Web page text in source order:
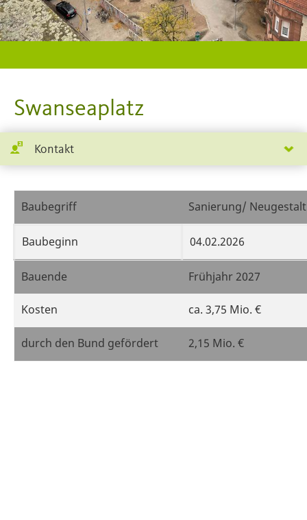
Swanseaplatz
Kontakt
Baubegriff Sanierung/
Baubeginn 04.02.2026
Bauende Frühjahr 2027
Kosten ca. 3,75 Mio. €
durch den Bund gefördert 2,15 Mio. €